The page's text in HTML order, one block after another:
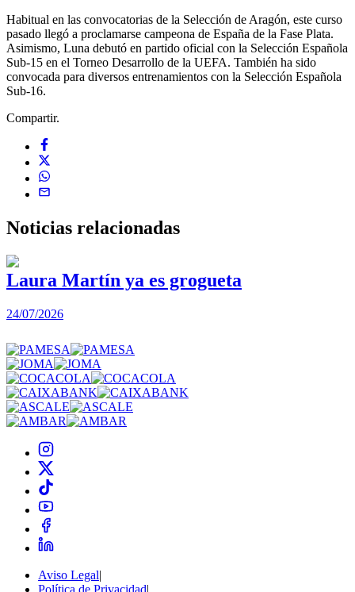
Habitual en las convocatorias de la Selección de Aragón, este curso
pasado llegó a proclamarse campeona de España de la Fase Plata.
Asimismo, Luna debutó en partido oficial con la Selección Española
Sub-15 en el Torneo Desarrollo de la UEFA. También ha sido
convocada para diversos entrenamientos con la Selección Española
Sub-16.
Compartir.
Noticias relacionadas
Laura Martín ya es grogueta
24/07/2026
Aviso Legal|